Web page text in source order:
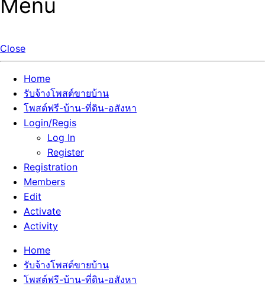
Menu
Close
Home
รับจ้างโพสต์ขายบ้าน
โพสต์ฟรี-บ้าน-ที่ดิน-อสังหา
Login/Regis
Log In
Register
Registration
Members
Edit
Activate
Activity
Home
รับจ้างโพสต์ขายบ้าน
โพสต์ฟรี-บ้าน-ที่ดิน-อสังหา